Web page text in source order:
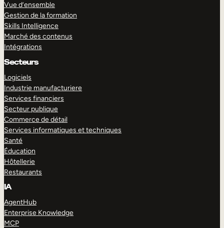
Vue d’ensemble
Gestion de la formation
Skills Intelligence
Marché des contenus
Intégrations
Secteurs
Logiciels
Industrie manufacturiere
Services financiers
Secteur publique
Commerce de détail
Services informatiques et techniques
Santé
Éducation
Hôtellerie
Restaurants
IA
AgentHub
Enterprise Knowledge
MCP